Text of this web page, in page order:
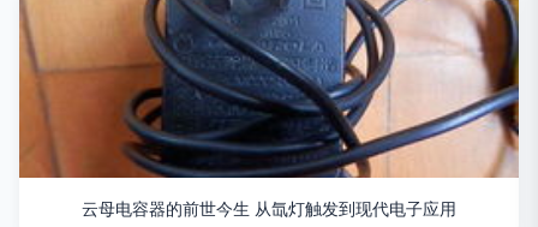
云母电容器的前世今生 从氙灯触发到现代电子应用